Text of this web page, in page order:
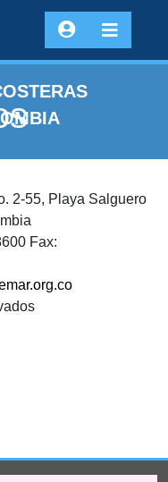
2-55, Playa Salguero
Fax: